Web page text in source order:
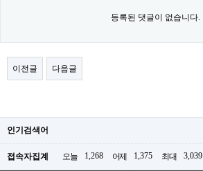
등록된 댓글이 없습니다.
이전글 다음글
인기검색어
접속자집계 오늘 1,268 어제 1,375 최대 3,039